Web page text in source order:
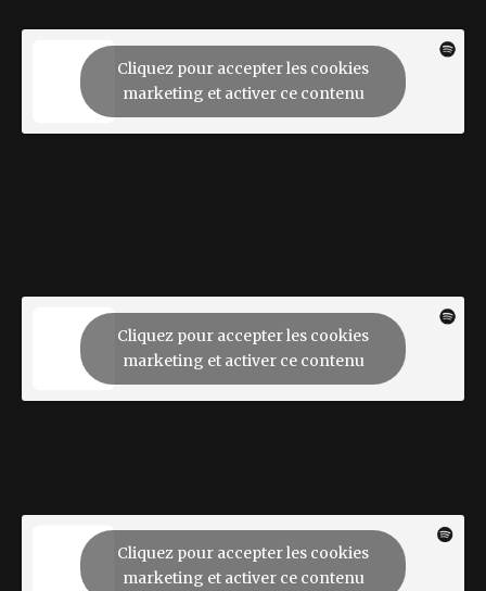
Cliquez pour accepter les cookies
marketing et activer ce contenu
Cliquez pour accepter les cookies
marketing et activer ce contenu
Cliquez pour accepter les cookies
marketing et activer ce contenu